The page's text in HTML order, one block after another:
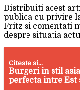
Distribuiti acest
publica cu privire
Fritz si comentati
despre situatia
Citeste si...
Burgeri in stil
perfecta intre Est